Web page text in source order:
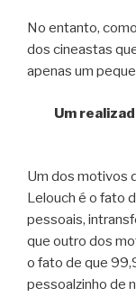
No entanto,
dos cineastas
apenas um
Um
Um dos motivos
Lelouch é o fato
pessoais,
que outro dos
o fato de que
pessoalzinho de